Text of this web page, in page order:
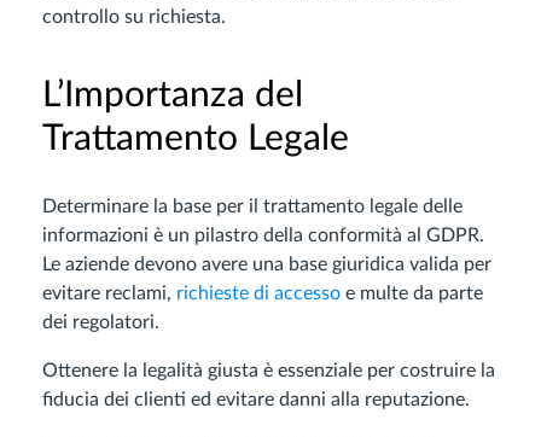
controllo su richiesta.
L’Importanza del
Trattamento Legale
Determinare la base per il trattamento legale delle
informazioni è un pilastro della conformità al GDPR.
Le aziende devono avere una base giuridica valida per
evitare reclami, richieste di accesso e multe da parte
dei regolatori.
Ottenere la legalità giusta è essenziale per costruire la
fiducia dei clienti ed evitare danni alla reputazione.